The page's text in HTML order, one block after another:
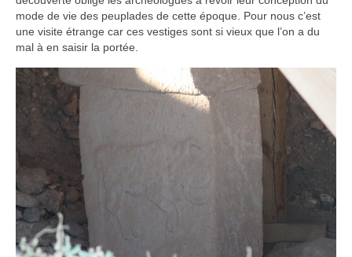
mode de vie des peuplades de cette époque. Pour nous c’est
une visite étrange car ces vestiges sont si vieux que l’on a du
mal à en saisir la portée.